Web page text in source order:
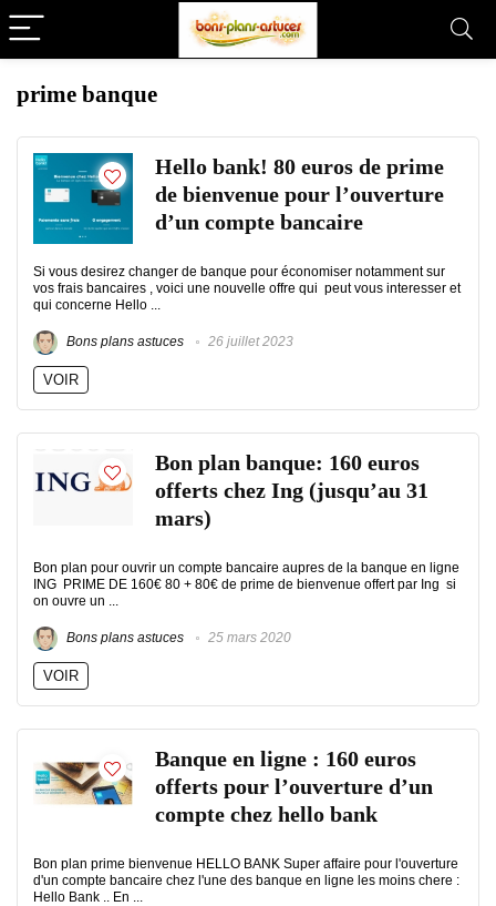
prime banque
Hello bank! 80 euros de prime
de bienvenue pour l’ouverture
d’un compte bancaire
Si vous desirez changer de banque pour économiser notamment sur
vos frais bancaires , voici une nouvelle offre qui peut vous interesser et
qui concerne Hello ...
Bons plans astuces 26 juillet 2023
VOIR
Bon plan banque: 160 euros
offerts chez Ing (jusqu’au 31
mars)
Bon plan pour ouvrir un compte bancaire aupres de la banque en ligne
ING PRIME DE 160€ 80 + 80€ de prime de bienvenue offert par Ing si
on ouvre un ...
Bons plans astuces 25 mars 2020
VOIR
Banque en ligne : 160 euros
offerts pour l’ouverture d’un
compte chez hello bank
Bon plan prime bienvenue HELLO BANK Super affaire pour l'ouverture
d'un compte bancaire chez l'une des banque en ligne les moins chere :
Hello Bank .. En ...